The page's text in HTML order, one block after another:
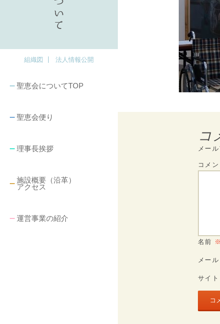
組織図 法人情報公開
聖恵会についてTOP
聖恵会便り
理事長挨拶
施設概要（沿革）
アクセス
運営事業の紹介
コ
メー
コメ
名前
メー
サイト